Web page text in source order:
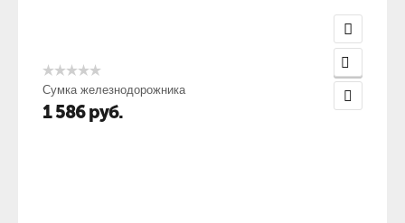
Сумка железнодорожника
1 586 руб.